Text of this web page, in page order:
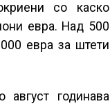
со каско
евра. Над 500
евра за штети
годинава